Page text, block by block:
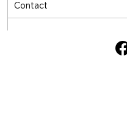
Contact